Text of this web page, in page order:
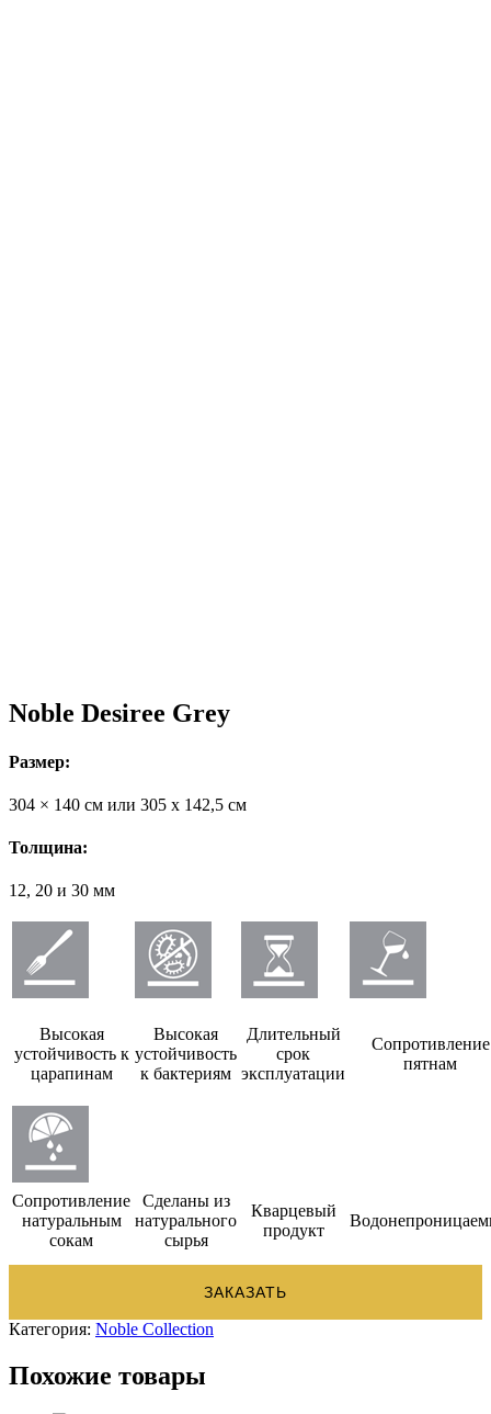
Noble Desiree Grey
Размер:
304 × 140 см или 305 х 142,5 см
Толщина:
12, 20 и 30 мм
Высокая
устойчивость к
царапинам
Высокая
устойчивость
к бактериям
Длительный
срок
эксплуатации
Сопротивление
пятнам
Сопротивление
натуральным
сокам
Сделаны из
натурального
сырья
Кварцевый
продукт
ЗАКАЗАТЬ
Категория: Noble Collection
Похожие товары